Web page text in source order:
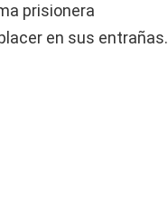
prisionera
en sus entrañas.